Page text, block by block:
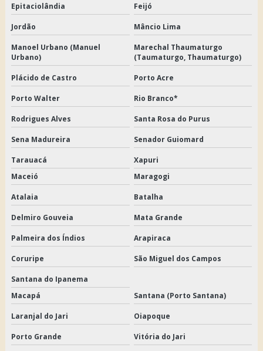
Epitaciolândia Feijó
Jordão Mâncio Lima
Manoel Urbano (Manuel
Urbano)
Marechal Thaumaturgo
(Taumaturgo, Thaumaturgo)
Plácido de Castro Porto Acre
Porto Walter Rio Branco*
Rodrigues Alves Santa Rosa do Purus
Sena Madureira Senador Guiomard
Tarauacá
Xapuri
Maceió
Maragogi
Atalaia Batalha
Delmiro Gouveia Mata Grande
Palmeira dos Índios Arapiraca
Coruripe São Miguel dos Campos
Santana do Ipanema
Macapá
Santana (Porto Santana)
Laranjal do Jari Oiapoque
Porto Grande Vitória do Jari